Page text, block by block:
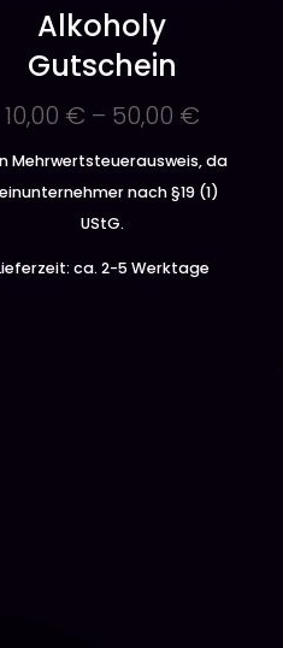
Alkoholy
Gutschein
10,00 € – 50,00 €
Mehrwertsteuerausweis, da
nach §19 (1)
UStG.
ca. 2-5 Werktage